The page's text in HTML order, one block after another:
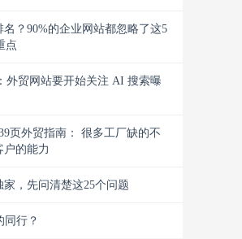
名？90%的企业网站都忽略了这5
点
外贸网站要开始关注 AI 搜索曝
页外贸指南： 很多工厂缺的不
户的能力
，先问清楚这25个问题
同行？